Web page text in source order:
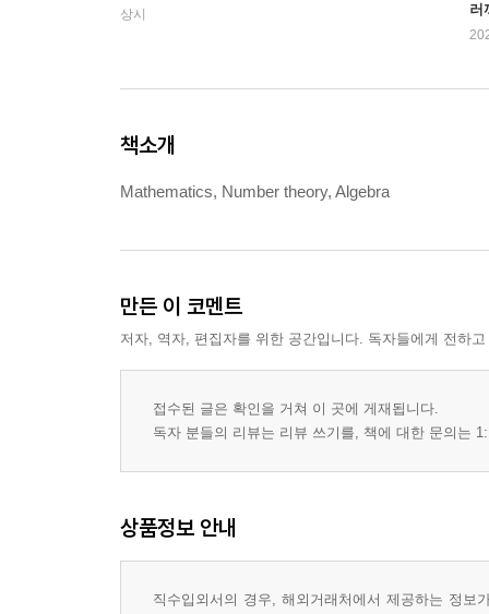
상시
러
책소개
Mathematics, Number theory, Algebra
만든 이 코멘트
저자, 역자, 편집자를 위한 공간입니다. 독자들에게 전하
접수된 글은 확인을 거쳐 이 곳에 게재됩니다.
독자 분들의 리뷰는 리뷰 쓰기를, 책에 대한 문의는
상품정보 안내
직수입외서의 경우, 해외거래처에서 제공하는 정